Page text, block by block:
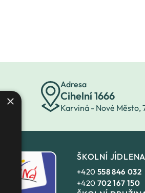
Adresa
Cihelní 1666
Karviná - Nové Město,
ŠKOLNÍ JÍDLENA
+420 558 846 032
+420 702 167 150
×